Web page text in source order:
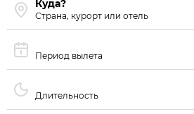
Страна, курорт или отель
Период вылета
Длительность